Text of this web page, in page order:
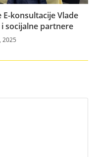
konsultacije Vlade
socijalne partnere
2025